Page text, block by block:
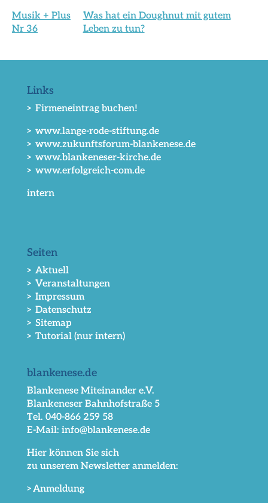
Musik + Plus
Nr 36
Was hat ein Doughnut mit gutem
Leben zu tun?
Links
> Firmeneintrag buchen!
> www.lange-rode-stiftung.de
> www.zukunftsforum-blankenese.de
> www.blankeneser-kirche.de
> www.erfolgreich-com.de
intern
Seiten
> Aktuell
> Veranstaltungen
> Impressum
> Datenschutz
> Sitemap
> Tutorial (nur intern)
blankenese.de
Blankenese Miteinander e.V.
Blankeneser Bahnhofstraße 5
Tel. 040-866 259 58
E-Mail: info@blankenese.de
Hier können Sie sich
zu unserem Newsletter anmelden:
>Anmeldung